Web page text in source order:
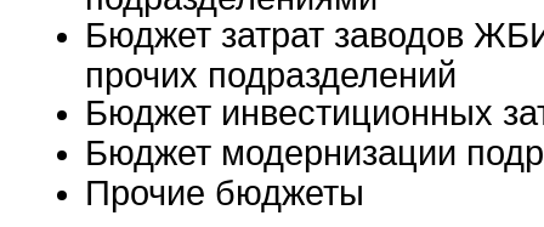
Бюджет затрат заводов
прочих подразделений
Бюджет инвестиционных
Бюджет модернизации
Прочие бюджеты